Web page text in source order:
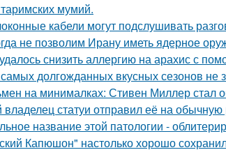
мумий.
кабели могут подслушивать
не позволим Ирану иметь ядерное
снизить аллергию на арахис с
долгожданных вкусных сезонов не
на минималках: Стивен Миллер стал
статуи отправил её на
название этой патологии -
Капюшон" настолько хорошо